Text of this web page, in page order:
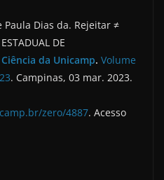
Paula Dias da. Rejeitar ≠
DE
da Unicamp. Volume
. Campinas, 03 mar. 2023.
zero/4887. Acesso